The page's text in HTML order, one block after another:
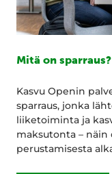
Mitä on sparraus?
Kasvu Openin
sparraus, jonka
liiketoiminta ja
maksutonta – näin
perustamisesta